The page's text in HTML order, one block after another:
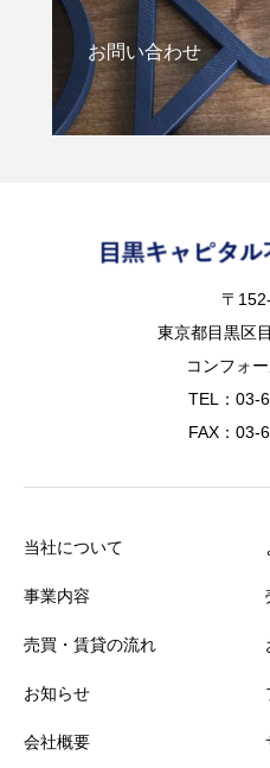
お問い合わせ
〒
東京都目黒区
コンフォ
TEL：03-
FAX：03-
当社について
事業内容
売買・賃貸の流れ
お知らせ
会社概要